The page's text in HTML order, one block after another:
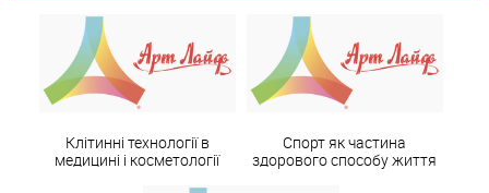
Клітинні технології в
медицині і косметології
Спорт як частина
здорового способу життя